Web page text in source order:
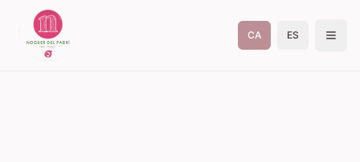
CA ES